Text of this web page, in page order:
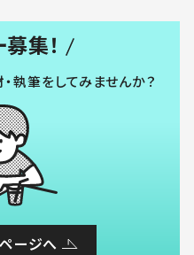
集！
執筆をしてみませんか？
ージへ